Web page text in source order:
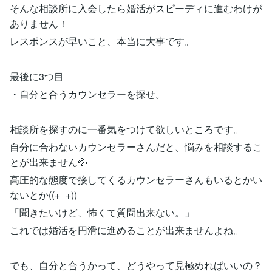
そんな相談所に入会したら婚活がスピーディに進むわけが
ありません！
レスポンスが早いこと、本当に大事です。
最後に3つ目
・自分と合うカウンセラーを探せ。
相談所を探すのに一番気をつけて欲しいところです。
自分に合わないカウンセラーさんだと、悩みを相談するこ
とが出来ません💦
高圧的な態度で接してくるカウンセラーさんもいるとかい
ないとか((+_+))
「聞きたいけど、怖くて質問出来ない。」
これでは婚活を円滑に進めることが出来ませんよね。
でも、自分と合うかって、どうやって見極めればいいの？